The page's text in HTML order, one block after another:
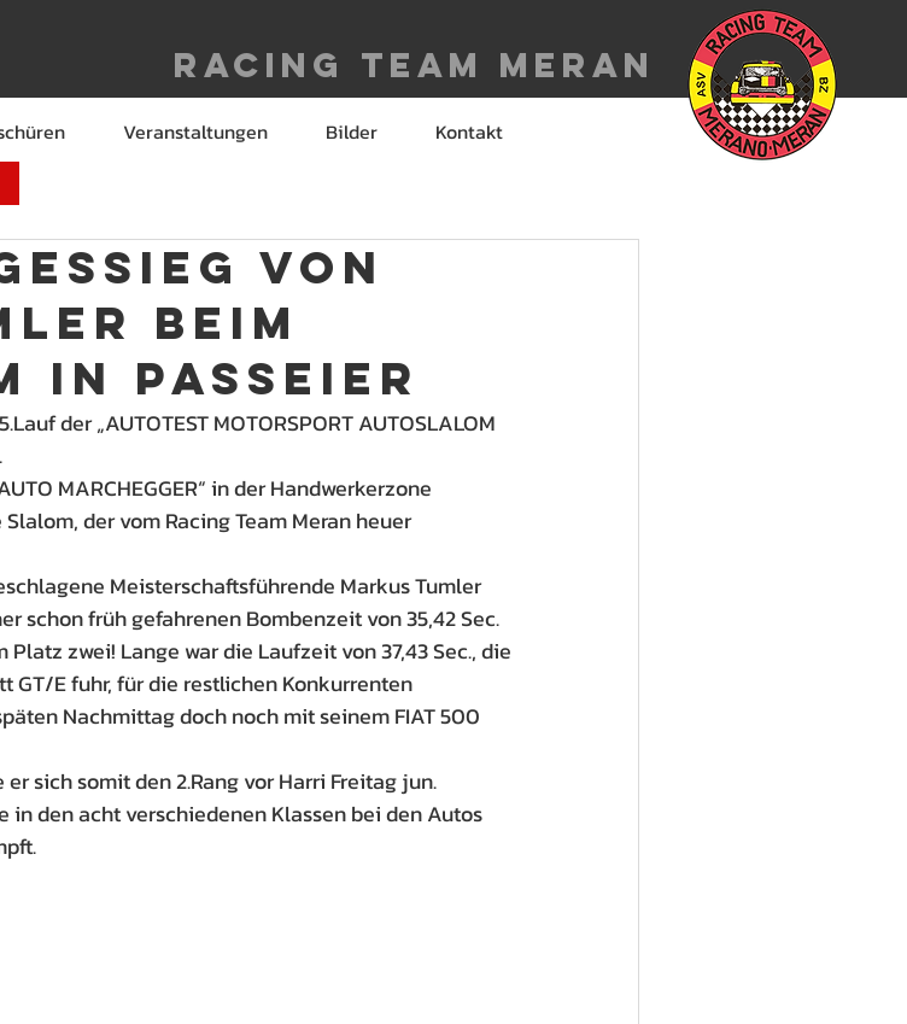
Racing Team meran
Veranstaltungen Bilder Kontakt
von
beim
in Passeier
der „AUTOTEST MOTORSPORT AUTOSLALOM
MARCHEGGER“ in der Handwerkerzone
der vom Racing Team Meran heuer
Meisterschaftsführende Markus Tumler
schon früh gefahrenen Bombenzeit von 35,42 Sec.
zwei! Lange war die Laufzeit von 37,43 Sec., die
GT/E fuhr, für die restlichen Konkurrenten
Nachmittag doch noch mit seinem FIAT 500
sich somit den 2.Rang vor Harri Freitag jun.
in den acht verschiedenen Klassen bei den Autos